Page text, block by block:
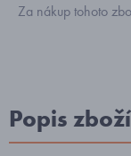
Za nákup tohoto
Popis zboží